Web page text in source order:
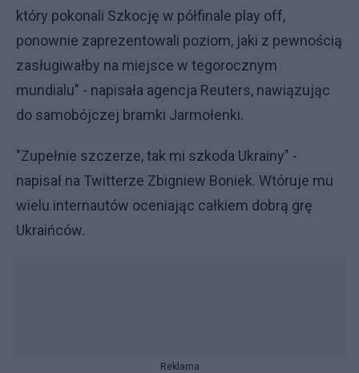
który pokonali Szkocję w półfinale play off,
ponownie zaprezentowali poziom, jaki z pewnością
zasługiwałby na miejsce w tegorocznym
mundialu" - napisała agencja Reuters, nawiązując
do samobójczej bramki Jarmołenki.
"Zupełnie szczerze, tak mi szkoda Ukrainy" -
napisał na Twitterze Zbigniew Boniek. Wtóruje mu
wielu internautów oceniając całkiem dobrą grę
Ukraińców.
Reklama